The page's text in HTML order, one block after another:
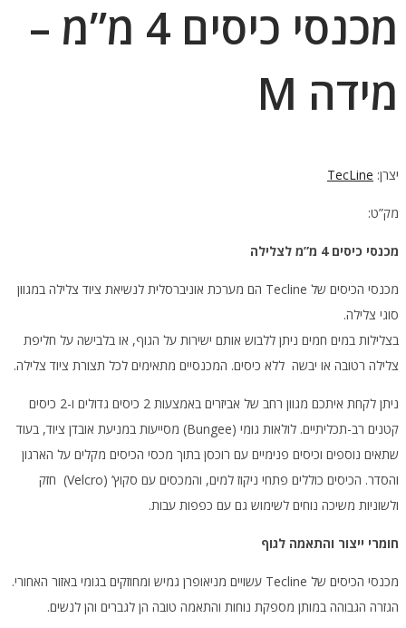
מכנסי כיסים 4 מ”מ –
מידה M
יצרן: TecLine
מק”ט:
מכנסי כיסים 4 מ”מ לצלילה
מכנסי הכיסים של Tecline הם מערכת אוניברסלית לנשיאת ציוד צלילה במגוון
סוגי צלילה.
בצלילות במים חמים ניתן ללבוש אותם ישירות על הגוף, או בלבישה על חליפת
צלילה רטובה או יבשה ללא כיסים. המכנסיים מתאימים לכל תצורת ציוד צלילה.
ניתן לקחת איתכם מגוון רחב של אביזרים באמצעות 2 כיסים גדולים ו-2 כיסים
קטנים רב-תכליתיים. לולאות גומי (Bungee) מסייעות במניעת אובדן ציוד, בעוד
שתאים נוספים וכיסים פנימיים עם רוכסן בתוך מכסי הכיסים מקלים על הארגון
והסדר. הכיסים כוללים פתחי ניקוז למים, והמכסים עם סקוץ’ (Velcro) חזק
ולשוניות משיכה נוחים לשימוש גם עם כפפות עבות.
חומרי ייצור והתאמה לגוף
מכנסי הכיסים של Tecline עשויים מניאופרן גמיש ומחוזקים בגומי באזור האחורי.
הגזרה הגבוהה במותן מספקת נוחות והתאמה טובה הן לגברים והן לנשים.